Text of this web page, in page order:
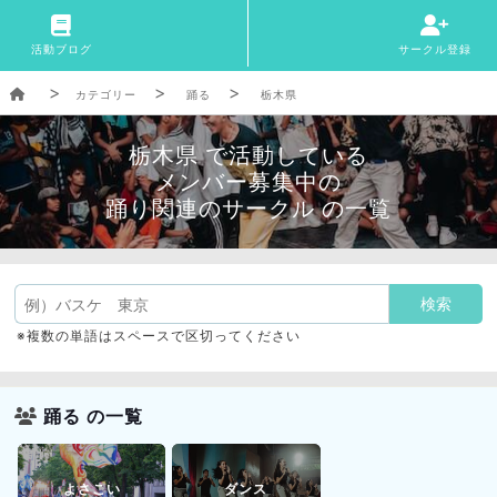
活動ブログ サークル登録
カテゴリー 踊る 栃木県
栃木県 で活動している
メンバー募集中の
踊り関連のサークル の一覧
※複数の単語はスペースで区切ってください
踊る の一覧
よさこい ダンス